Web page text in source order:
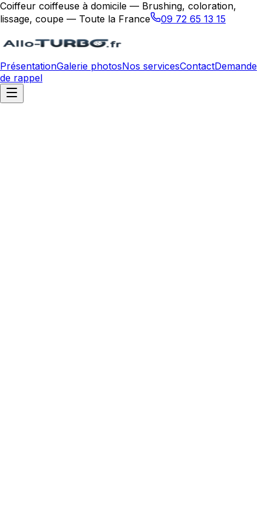
Coiffeur coiffeuse à domicile — Brushing, coloration,
lissage, coupe — Toute la France
09 72 65 13 15
PrésentationGalerie photosNos servicesContactDemande
de rappel